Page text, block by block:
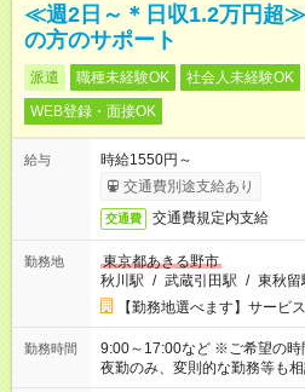
≪週2日～＊日収1.2万円超
の方のサポート
派遣 職種未経験OK 社会人未経験OK
WEB登録・面接OK
給与
時給1550円～
交通費別途支給あり
交通費 交通費規定内支給
勤務地
東京都あきる野市
秋川駅 / 武蔵引田駅 / 東秋留
【勤務地選べます】サービ
勤務時間
9:00～17:00など ※ご希望の時間帯をご相談ください。 ※日勤、
夜勤のみ、変則的な勤務等も相